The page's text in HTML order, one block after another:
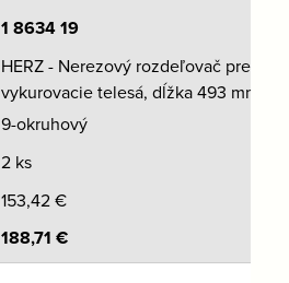
1 8634 19
HERZ - Nerezový rozdeľovač pre
vykurovacie telesá, dĺžka 493 mm
9-okruhový
2 ks
153,42€
188,71 €